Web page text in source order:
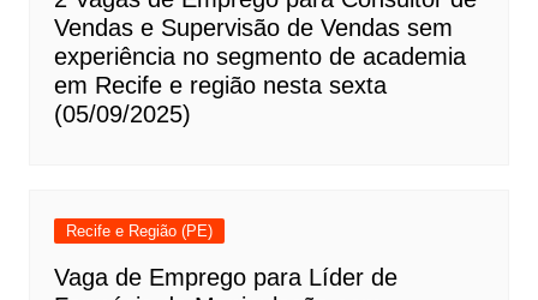
Vendas e Supervisão de Vendas sem
experiência no segmento de academia
em Recife e região nesta sexta
(05/09/2025)
Recife e Região (PE)
Vaga de Emprego para Líder de